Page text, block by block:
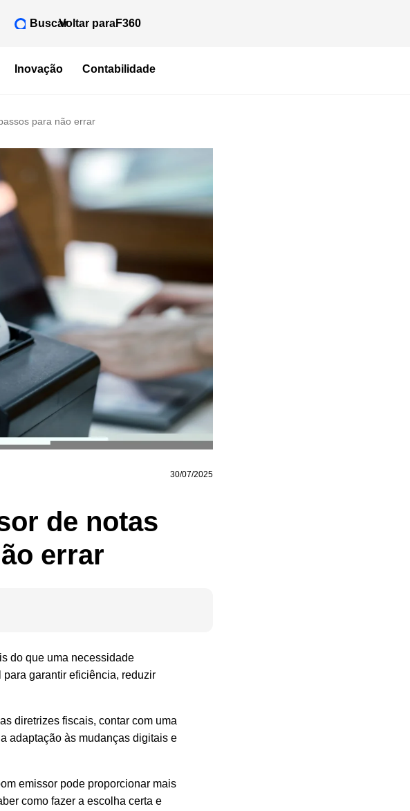
Inovação Contabilidade
BuscarVoltar paraF360
para não errar
30/07/2025
de notas
errar
do que uma necessidade
garantir eficiência, reduzir
diretrizes fiscais, contar com uma
adaptação às mudanças digitais e
emissor pode proporcionar mais
como fazer a escolha certa e